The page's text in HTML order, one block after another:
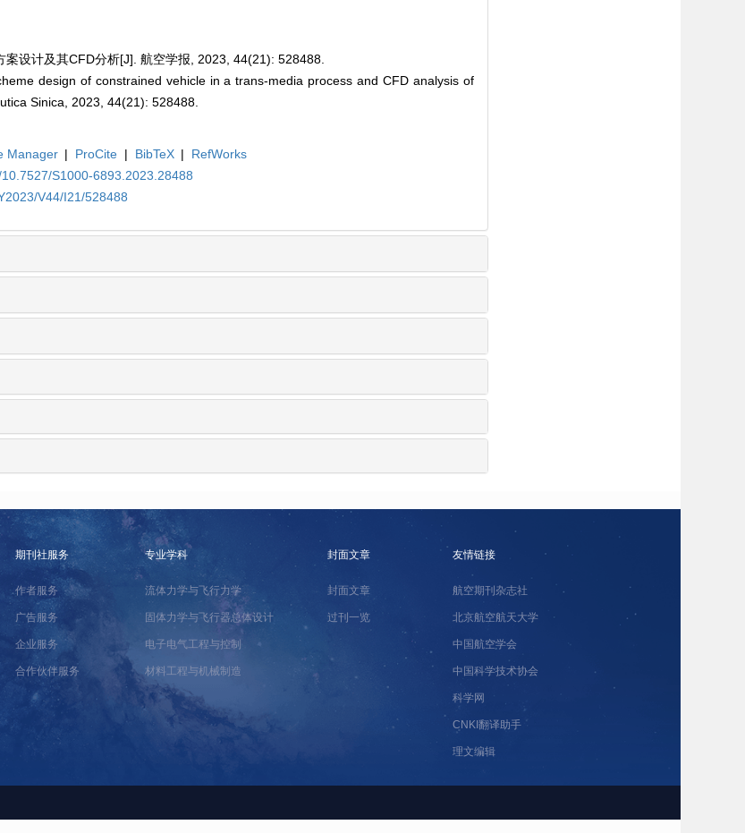
案设计及其CFD分析[J]. 航空学报, 2023, 44(21): 528488.
design of constrained vehicle in a trans-media process and CFD analysis of
Sinica, 2023, 44(21): 528488.
Manager | ProCite | BibTeX |
RefWorks
S1000-6893.2023.28488
V44/I21/528488
期刊社服务
作者服务
广告服务
企业服务
合作伙伴服务
专业学科
流体力学与飞行力学
固体力学与飞行器总体设计
电子电气工程与控制
材料工程与机械制造
封面文章
封面文章
过刊一览
友情链接
航空期刊杂志社
北京航空航天大学
中国航空学会
中国科学技术协会
科学网
CNKI翻译助手
理文编辑